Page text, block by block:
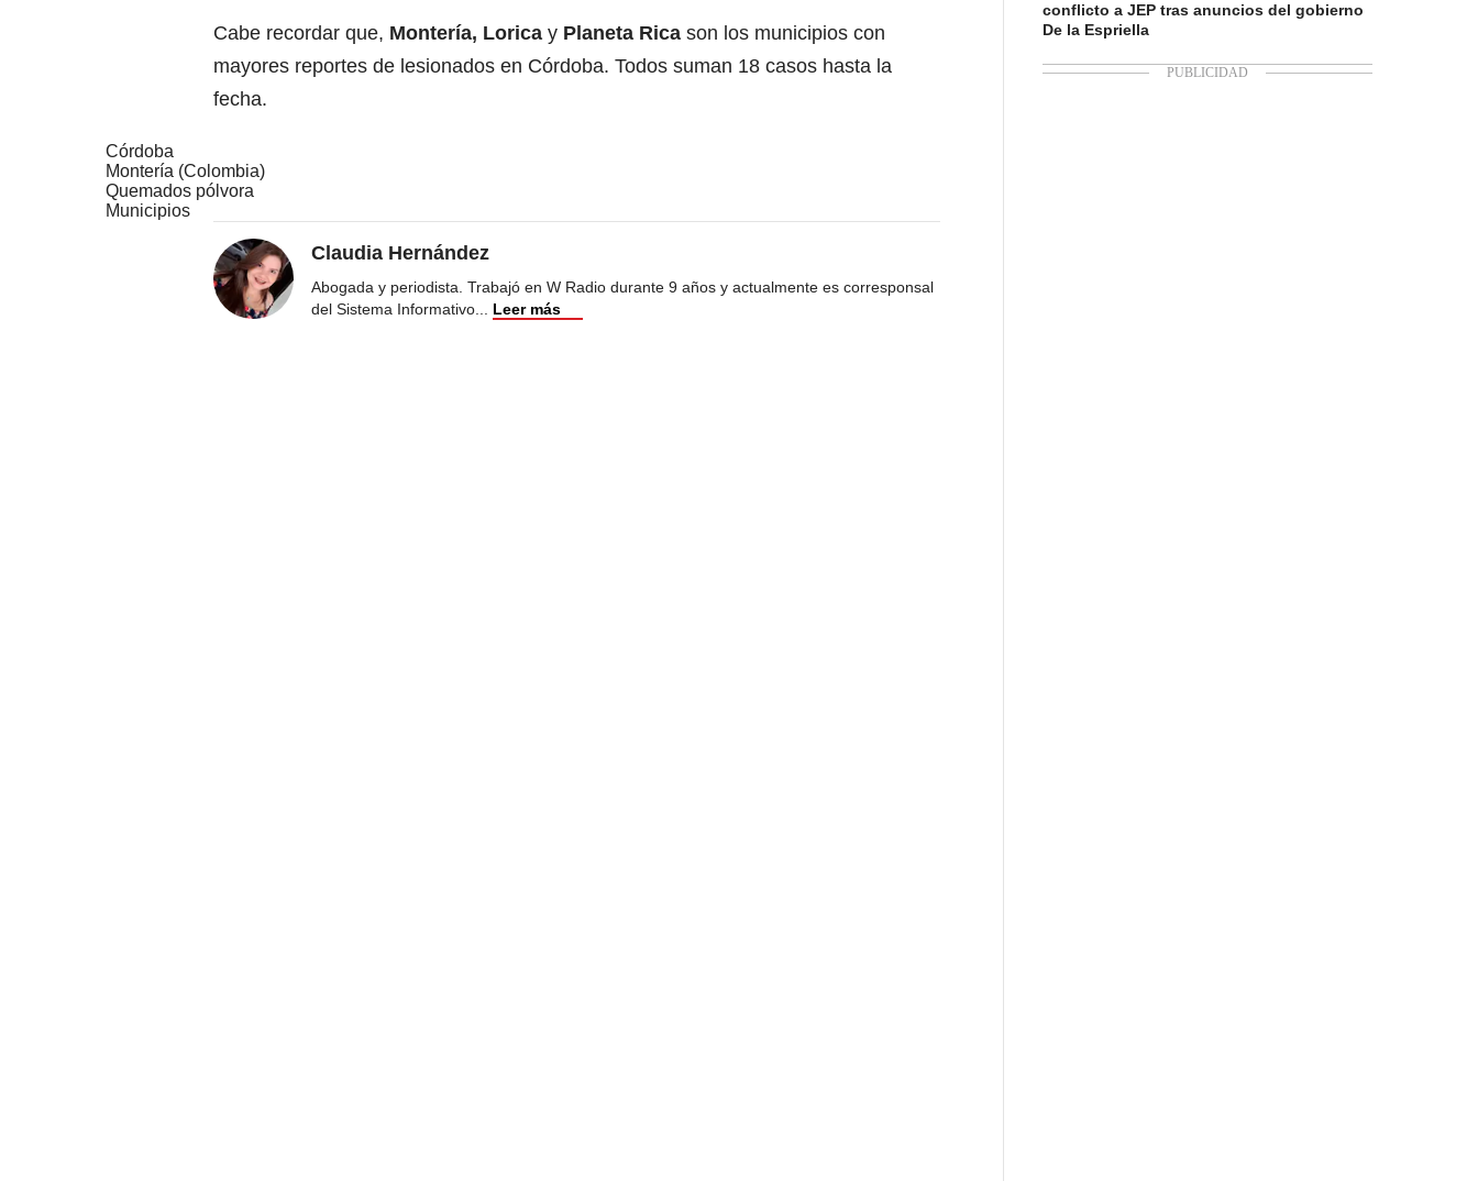
Cabe recordar que, Montería, Lorica y Planeta Rica son los municipios con
mayores reportes de lesionados en Córdoba. Todos suman 18 casos hasta la
fecha.
Córdoba
Montería (Colombia)
Quemados pólvora
Municipios
Claudia Hernández
Abogada y periodista. Trabajó en W Radio durante 9 años y actualmente es corresponsal
del Sistema Informativo... Leer más
conflicto a JEP tras anuncios del gobierno
De la Espriella